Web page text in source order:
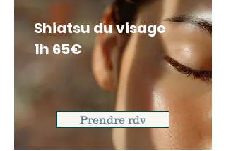
Prendre rdv
Shiatsu du visage
1h 65€